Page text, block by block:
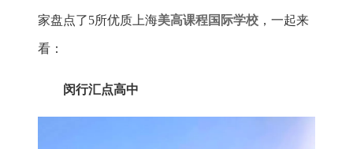
家盘点了5所优质上海美高课程国际学校 ，一起来
看：
闵行汇点高中